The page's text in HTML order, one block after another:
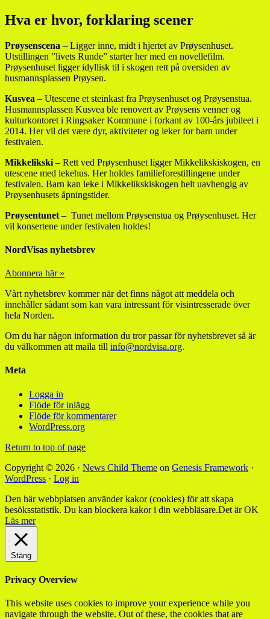
Hva er hvor, forklaring scener
Prøysenscena – Ligger inne, midt i hjertet av Prøysenhuset.
Utstillingen ”livets Runde” starter her med en novellefilm.
Prøysenhuset ligger idyllisk til i skogen rett på oversiden av
husmannsplassen Prøysen.
Kusvea – Utescene et steinkast fra Prøysenhuset og Prøysenstua.
Husmannsplassen Kusvea ble renovert av Prøysens venner og
kulturkontoret i Ringsaker Kommune i forkant av 100-års jubileet i
2014. Her vil det være dyr, aktiviteter og leker for barn under
festivalen.
Mikkelikski – Rett ved Prøysenhuset ligger Mikkelikskiskogen, en
utescene med lekehus. Her holdes familieforestillingene under
festivalen. Barn kan leke i Mikkelikskiskogen helt uavhengig av
Prøysenhusets åpningstider.
Prøysentunet – Tunet mellom Prøysenstua og Prøysenhuset. Her
vil konsertene under festivalen holdes!
NordVisas nyhetsbrev
Abonnera här »
Vårt nyhetsbrev kommer när det finns något att meddela och
innehåller sådant som kan vara intressant för visintresserade över
hela Norden.
Om du har någon information du tror passar för nyhetsbrevet så är
du välkommen att maila till info@nordvisa.org.
Meta
Logga in
Flöde för inlägg
Flöde för kommentarer
WordPress.org
Return to top of page
Copyright © 2026 · News Child Theme on Genesis Framework ·
WordPress · Log in
Den här webbplatsen använder kakor (cookies) för att skapa
besöksstatistik. Du kan blockera kakor i din webbläsare.Det är OK
Läs mer
Stäng
Privacy Overview
This website uses cookies to improve your experience while you
navigate through the website. Out of these, the cookies that are